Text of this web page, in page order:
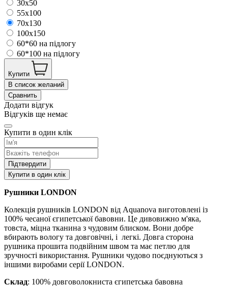
30x50
55x100
70x130
100x150
60*60 на підлогу
60*100 на підлогу
Купити
В список желаний
Сравнить
Додати відгук
Відгуків ще немає
Купити в один клік
Підтвердити
Купити в один клік
Рушники LONDON
Колекція рушників LONDON від Aquanova виготовлені із
100% чесаної єгипетської бавовни. Це дивовижно м'яка,
товста, міцна тканина з чудовим блиском. Вони добре
вбирають вологу та довговічні, і легкі. Довга сторона
рушника прошита подвійним швом та має петлю для
зручності використання. Рушники чудово поєднуються з
іншими виробами серії LONDON.
Склад: 100% довговолокниста єгипетська бавовна